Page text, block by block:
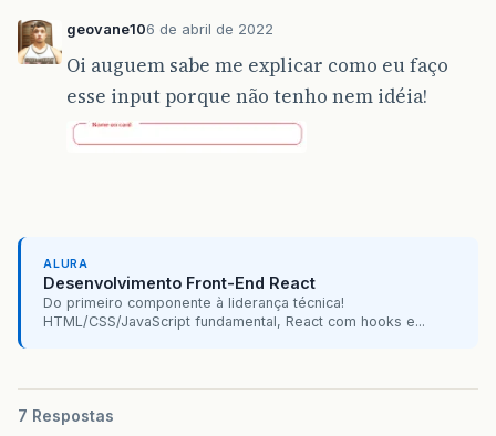
geovane106 de abril de 2022
Oi auguem sabe me explicar como eu faço
esse input porque não tenho nem idéia!
ALURA
Desenvolvimento Front-End React
Do primeiro componente à liderança técnica!
HTML/CSS/JavaScript fundamental, React com hooks e...
7 Respostas